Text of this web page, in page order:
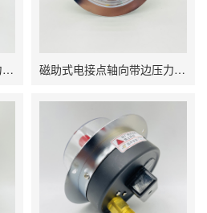
磁助式电接点轴向带边压力表 YXC-100ZT 双刻度 磁助式电接点轴向带边压力表 YXC-100ZT